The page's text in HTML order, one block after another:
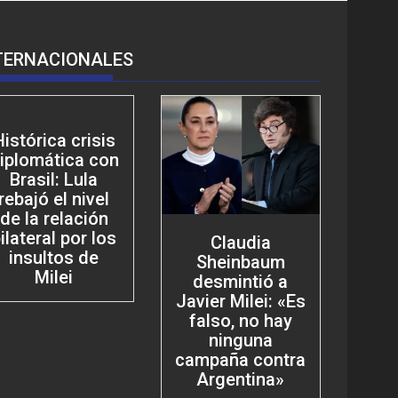
crisis
con
Brasil: Lula
el nivel
de la relación
por los
insultos de
Milei
Claudia
Sheinbaum
desmintió a
Javier Milei: «Es
falso, no hay
ninguna
campaña contra
Argentina»